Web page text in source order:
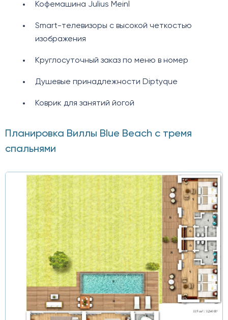
Кофемашина Julius Meinl
Smart-телевизоры с высокой четкостью
изображения
Круглосуточный заказ по меню в номер
Душевые принадлежности Diptyque
Коврик для занятий йогой
Планировка Виллы Blue Beach с тремя
спальнями